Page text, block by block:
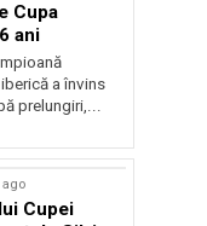
Cupa
ani
a învins
prelungiri,...
Cupei